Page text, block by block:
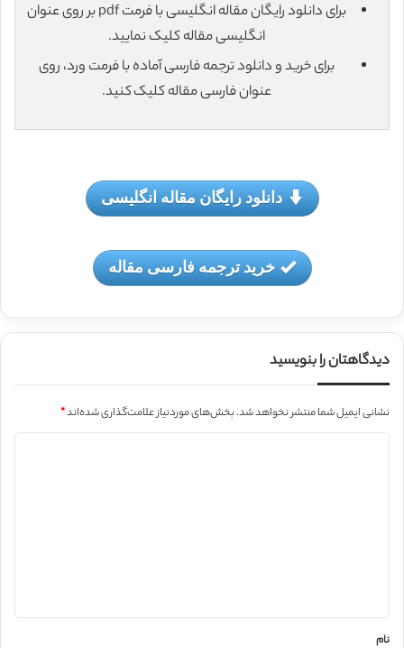
برای دانلود رایگان مقاله انگلیسی با فرمت pdf بر روی عنوان
انگلیسی مقاله کلیک نمایید.
برای خرید و دانلود ترجمه فارسی آماده با فرمت ورد، روی
عنوان فارسی مقاله کلیک کنید.
دانلود رایگان مقاله انگلیسی
خرید ترجمه فارسی مقاله
دیدگاهتان را بنویسید
نشانی ایمیل شما منتشر نخواهد شد.بخش‌های موردنیاز علامت‌گذاری شده‌اند*
نام